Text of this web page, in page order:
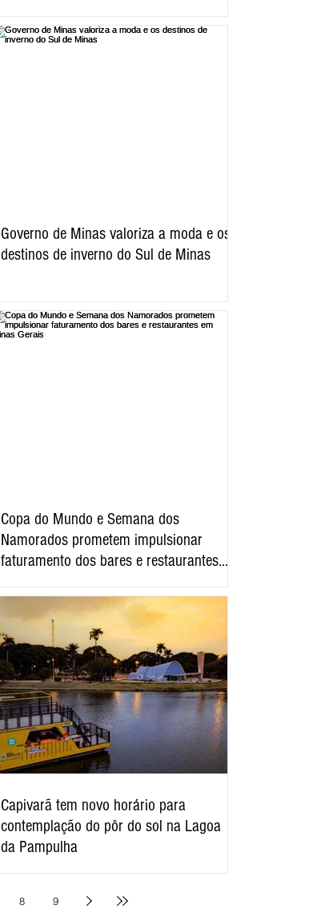
Governo de Minas valoriza a moda e os
destinos de inverno do Sul de Minas
Copa do Mundo e Semana dos
Namorados prometem impulsionar
faturamento dos bares e restaurantes
Capivarã tem novo horário para
contemplação do pôr do sol na Lagoa
da Pampulha
8 9